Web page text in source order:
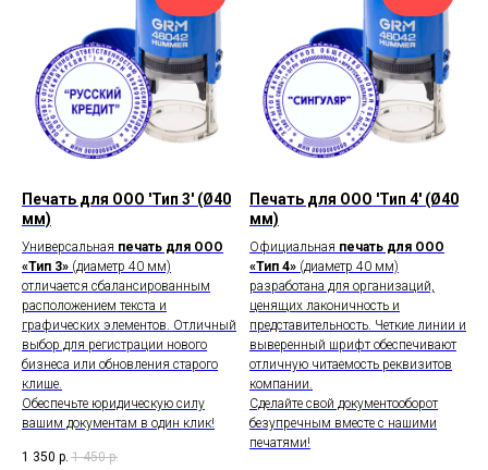
Печать для ООО 'Тип 3' (Ø40
мм)
Универсальная печать для ООО
«Тип 3» (диаметр 40 мм)
отличается сбалансированным
расположением текста и
графических элементов. Отличный
выбор для регистрации нового
бизнеса или обновления старого
клише.
Обеспечьте юридическую силу
вашим документам в один клик!
1 350 р. 1 450 р.
Печать для ООО 'Тип 4' (Ø40
мм)
Официальная печать для ООО
«Тип 4» (диаметр 40 мм)
разработана для организаций,
ценящих лаконичность и
представительность. Четкие линии и
выверенный шрифт обеспечивают
отличную читаемость реквизитов
компании.
Сделайте свой документооборот
безупречным вместе с нашими
печатями!